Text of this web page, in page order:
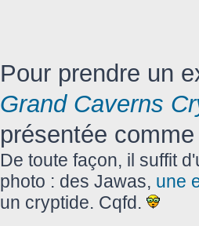
Pour prendre un
Grand Caverns
présentée
De toute façon, il suffit
photo : des Jawas, une
un cryptide. Cqfd.